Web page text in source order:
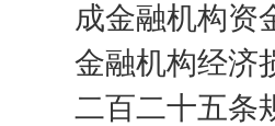
成金融机构资
金融机构经济
二百二十五条